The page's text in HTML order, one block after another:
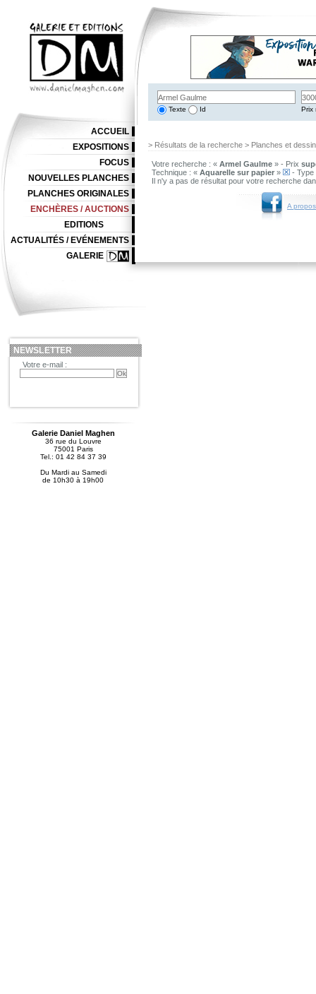
Texte Id Prix
> Résultats de la recherche > Planches et
Votre recherche : « Armel Gaulme » - Prix
Technique : « Aquarelle sur papier »
-
Il n'y a pas de résultat pour votre recherche
A
ACCUEIL
EXPOSITIONS
FOCUS
NOUVELLES PLANCHES
PLANCHES ORIGINALES
ENCHÈRES / AUCTIONS
EDITIONS
ACTUALITÉS / EVÉNEMENTS
GALERIE
NEWSLETTER
Votre e-mail :
Galerie Daniel Maghen
36 rue du Louvre
75001 Paris
Tel.: 01 42 84 37 39
Du Mardi au Samedi
de 10h30 à 19h00